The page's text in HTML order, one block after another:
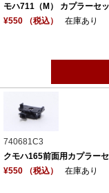
モハ711（M） カプラーセ
¥550 （税込）
在庫あり
740681C3
クモハ165前面用カプラー
¥550 （税込）
在庫あり